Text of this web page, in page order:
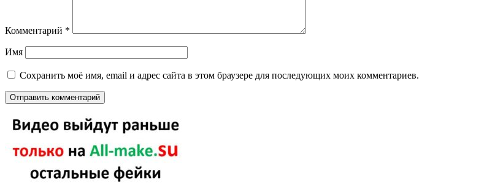
Комментарий *
Имя
Сохранить моё имя, email и адрес сайта в этом браузере для последующих моих комментариев.